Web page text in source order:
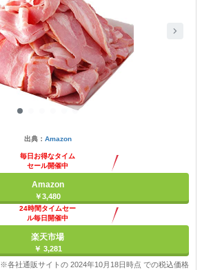
出典： Amazon
毎日お得なタイム
セール開催中
Amazon
￥3,480
24時間タイムセー
ル毎日開催中
楽天市場
￥ 3,281
※各社通販サイトの 2024年10月18日時点 での税込価格